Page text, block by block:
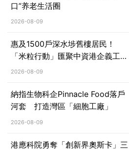
口”养老生活圈
2026-08-09
惠及1500戶深水埗舊樓居民！
「米粒行動」匯聚中資港企義工力
量深耕社區
2026-08-09
納指生物科企Pinnacle Food落戶
河套 打造灣區「細胞工廠」
2026-08-09
港應科院勇奪「創新界奧斯卡」三